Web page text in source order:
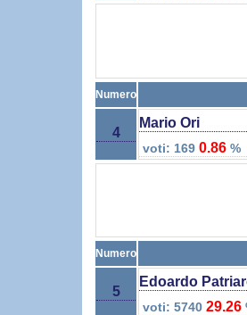
Numero
4
Mario Ori
voti: 169 0.86 %
Numero
5
Edoardo
voti: 5740 29.26